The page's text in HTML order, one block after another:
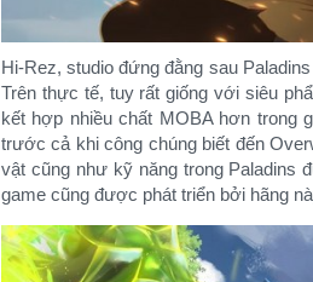
Hi-Rez, studio đứng đằng sau
Trên thực tế, tuy rất giống với siêu
kết hợp nhiều chất MOBA hơn trong
trước cả khi công chúng biết đến
vật cũng như kỹ năng trong Paladins
game cũng được phát triển bởi hãng